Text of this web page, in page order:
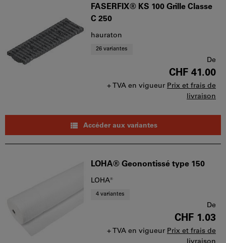
FASERFIX® KS 100 Grille Classe
C 250
hauraton
26 variantes
De
CHF 41.00
+ TVA en vigueur Prix et frais de
livraison
Accéder aux variantes
LOHA® Geonontissé type 150
LOHA®
4 variantes
De
CHF 1.03
+ TVA en vigueur Prix et frais de
livraison